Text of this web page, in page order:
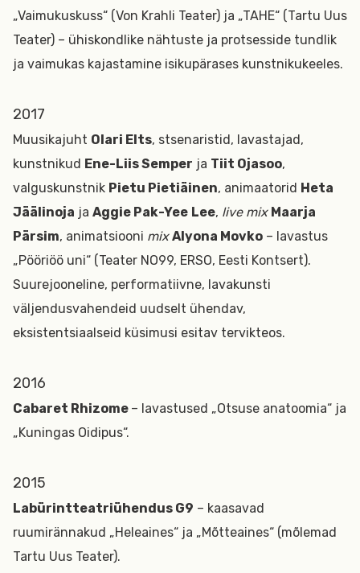
„Vaimukuskuss“ (Von Krahli Teater) ja „TAHE“ (Tartu Uus
Teater) – ühiskondlike nähtuste ja protsesside tundlik
ja vaimukas kajastamine isikupärases kunstnikukeeles.
2017
Muusikajuht Olari Elts, stsenaristid, lavastajad,
kunstnikud Ene-Liis Semper ja Tiit Ojasoo,
valguskunstnik Pietu Pietiäinen, animaatorid Heta
Jäälinoja ja Aggie Pak-Yee Lee, live mix Maarja
Pärsim, animatsiooni mix Alyona Movko – lavastus
„Pööriöö uni“ (Teater NO99, ERSO, Eesti Kontsert).
Suurejooneline, performatiivne, lavakunsti
väljendusvahendeid uudselt ühendav,
eksistentsiaalseid küsimusi esitav tervikteos.
2016
Cabaret Rhizome – lavastused „Otsuse anatoomia“ ja
„Kuningas Oidipus“.
2015
Labürintteatriühendus G9 – kaasavad
ruumirännakud „Heleaines“ ja „Mõtteaines“ (mõlemad
Tartu Uus Teater).